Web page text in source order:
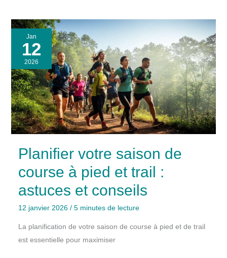
Jan
12
2026
Planifier votre saison de
course à pied et trail :
astuces et conseils
12 janvier 2026 / 5 minutes de lecture
La planification de votre saison de course à pied et de trail
est essentielle pour maximiser